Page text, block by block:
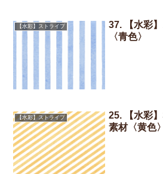
【水彩】ストライプ
37. 【水彩
〈青色〉
【水彩】ストライプ
25. 【水彩
素材〈黄色〉